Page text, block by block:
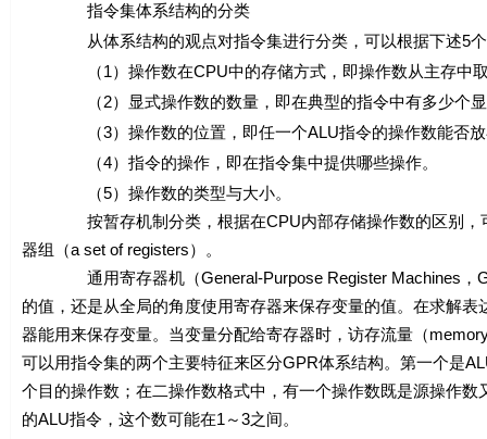
指令集体系结构的分类
从体系结构的观点对指令集进行分类，可以根据下述5个
（1）操作数在CPU中的存储方式，即操作数从主存中取
（2）显式操作数的数量，即在典型的指令中有多少个显
（3）操作数的位置，即任一个ALU指令的操作数能否放
（4）指令的操作，即在指令集中提供哪些操作。
（5）操作数的类型与大小。
按暂存机制分类，根据在CPU内部存储操作数的区别，可
器组（a set of registers）。
通用寄存器机（General-Purpose Register Machines，
的值，还是从全局的角度使用寄存器来保存变量的值。在求解
器能用来保存变量。当变量分配给寄存器时，访存流量（
可以用指令集的两个主要特征来区分GPR体系结构。第一个是
个目的操作数；在二操作数格式中，有一个操作数既是源操作
的ALU指令，这个数可能在1～3之间。